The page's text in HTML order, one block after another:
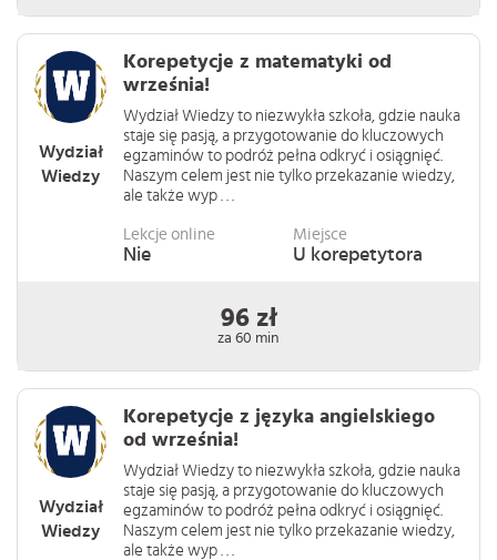
Wydział
Wiedzy
Korepetycje z matematyki od
września!
Wydział Wiedzy to niezwykła szkoła, gdzie nauka
staje się pasją, a przygotowanie do kluczowych
egzaminów to podróż pełna odkryć i osiągnięć.
Naszym celem jest nie tylko przekazanie wiedzy,
ale także wyp . . .
Lekcje online
Nie
Miejsce
U korepetytora
96 zł
za 60 min
Wydział
Wiedzy
Korepetycje z języka angielskiego
od września!
Wydział Wiedzy to niezwykła szkoła, gdzie nauka
staje się pasją, a przygotowanie do kluczowych
egzaminów to podróż pełna odkryć i osiągnięć.
Naszym celem jest nie tylko przekazanie wiedzy,
ale także wyp . . .